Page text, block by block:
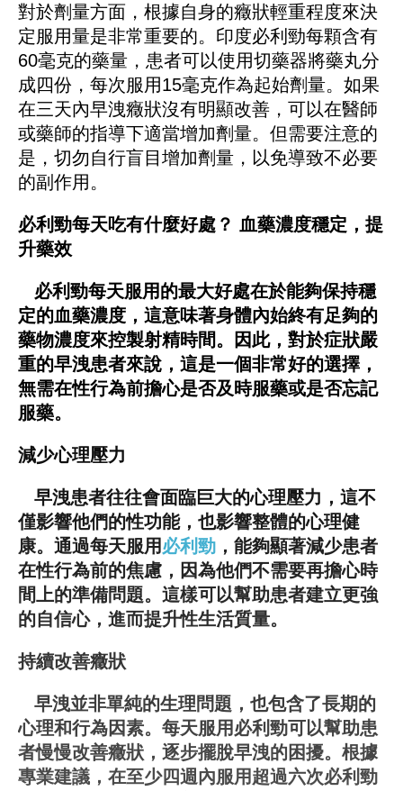
對於劑量方面，根據自身的癥狀輕重程度來決
定服用量是非常重要的。印度必利勁每顆含有
60毫克的藥量，患者可以使用切藥器將藥丸分
成四份，每次服用15毫克作為起始劑量。如果
在三天內早洩癥狀沒有明顯改善，可以在醫師
或藥師的指導下適當增加劑量。但需要注意的
是，切勿自行盲目增加劑量，以免導致不必要
的副作用。
必利勁每天吃有什麼好處？ 血藥濃度穩定，提
升藥效
必利勁每天服用的最大好處在於能夠保持穩
定的血藥濃度，這意味著身體內始終有足夠的
藥物濃度來控製射精時間。因此，對於症狀嚴
重的早洩患者來說，這是一個非常好的選擇，
無需在性行為前擔心是否及時服藥或是否忘記
服藥。
減少心理壓力
早洩患者往往會面臨巨大的心理壓力，這不
僅影響他們的性功能，也影響整體的心理健
康。通過每天服用必利勁 ，能夠顯著減少患者
在性行為前的焦慮，因為他們不需要再擔心時
間上的準備問題。這樣可以幫助患者建立更強
的自信心，進而提升性生活質量。
持續改善癥狀
早洩並非單純的生理問題，也包含了長期的
心理和行為因素。每天服用必利勁可以幫助患
者慢慢改善癥狀，逐步擺脫早洩的困擾。根據
專業建議，在至少四週內服用超過六次必利勁